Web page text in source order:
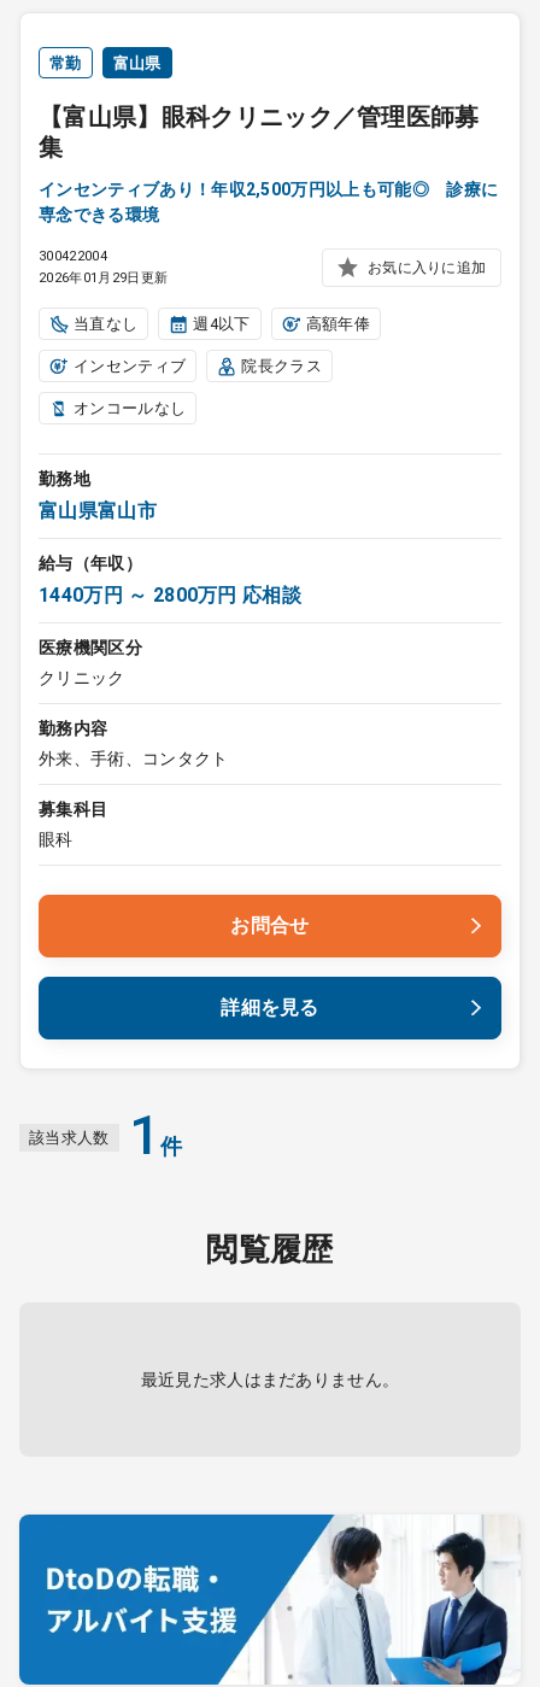
採用をお考えの医療機関の方
常勤 富山県
【富山県】眼科クリニック／管理医師募
集
インセンティブあり！年収2,500万円以上も可能◎ 診療に
専念できる環境
300422004
2026年01月29日更新
お気に入りに追加
当直なし 週4以下 高額年俸
インセンティブ 院長クラス
オンコールなし
勤務地
富山県富山市
給与（年収）
1440万円 ～ 2800万円 応相談
医療機関区分
クリニック
勤務内容
外来、手術、コンタクト
募集科目
眼科
お問合せ
詳細を見る
該当求人数 1 件
閲覧履歴
最近見た求人はまだありません。